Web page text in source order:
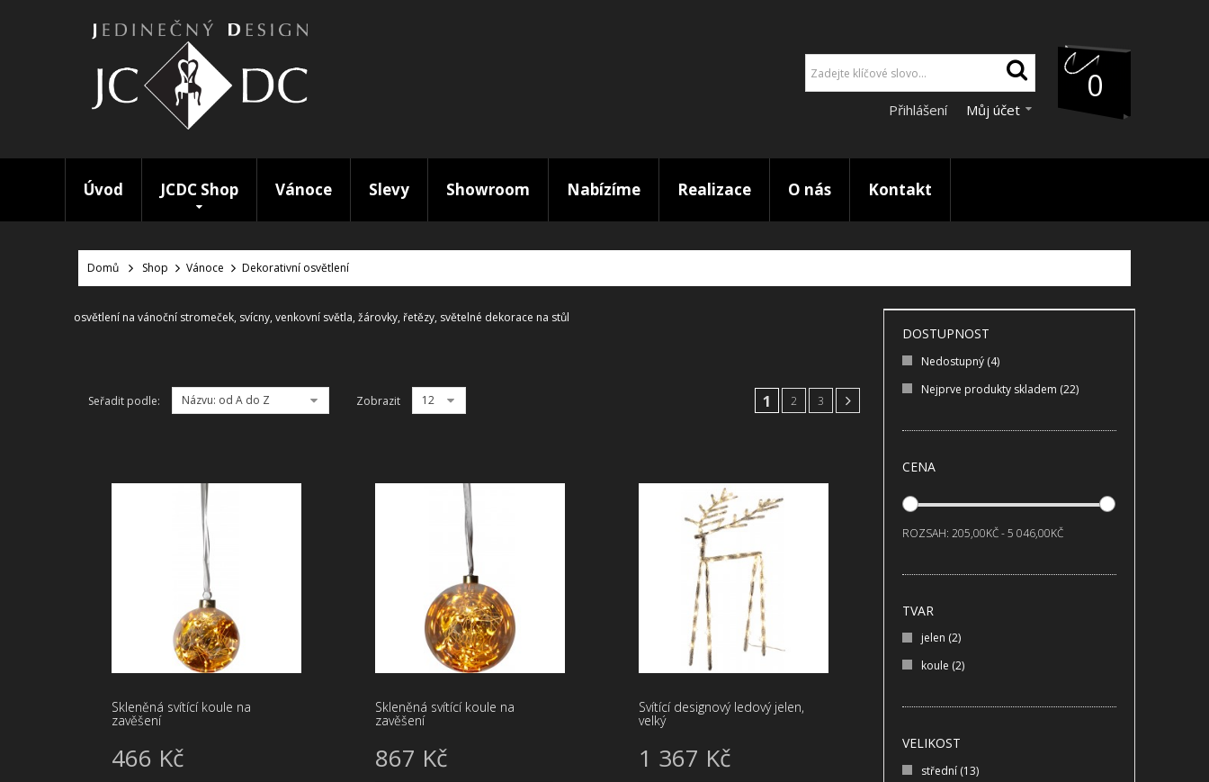
0
Přihlášení Můj účet
Úvod JCDC Shop Vánoce Slevy Showroom Nabízíme Realizace O nás Kontakt
Domů Shop Vánoce Dekorativní osvětlení
DOSTUPNOST
Nedostupný (4)
Nejprve produkty skladem (22)
CENA
ROZSAH: 205,00KČ - 5 046,00KČ
TVAR
jelen (2)
koule (2)
VELIKOST
střední (13)
osvětlení na vánoční stromeček, svícny, venkovní světla, žárovky, řetězy, světelné dekorace na stůl
Seřadit podle: Názvu: od A do Z Zobrazit 12 1 2 3
Skleněná svítící koule na
zavěšení
466 Kč
Skleněná svítící koule na
zavěšení
867 Kč
Svítící designový ledový jelen,
velký
1 367 Kč